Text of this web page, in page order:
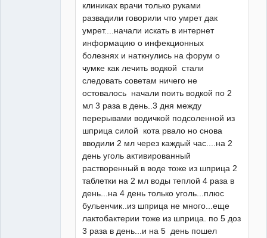
клиниках врачи только руками
развадили говорили что умрет дак
умрет....начали искать в интернет
информацию о инфекционных
болезнях и наткнулись на форум о
чумке как лечить водкой стали
следовать советам ничего не
остовалось начали поить водкой по 2
мл 3 раза в день..3 дня между
перерывами водичкой подсоленной из
шприца силой кота рвало но снова
вводили 2 мл через каждый час....на 2
день уголь активированный
растворенный в воде тоже из шприца 2
таблетки на 2 мл воды теплой 4 раза в
день...на 4 день только уголь...плюс
бульенчик..из шприца не много...еще
лактобактерии тоже из шприца. по 5 доз
3 раза в день...и на 5 день пошел